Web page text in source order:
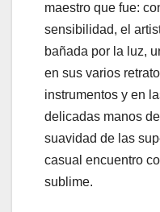
maestro que fue:
sensibilidad, el
bañada por la luz,
en sus varios
instrumentos y en
delicadas manos
suavidad de las
casual encuentro
sublime.